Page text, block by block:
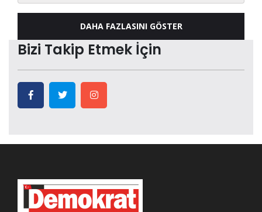
DAHA FAZLASINI GÖSTER
Bizi Takip Etmek İçin